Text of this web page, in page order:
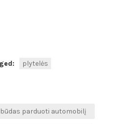
plytelės
parduoti automobilį